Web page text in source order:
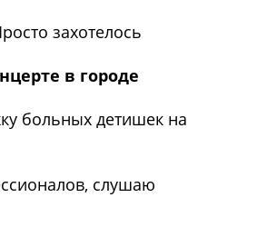
захотелось
в городе
больных детишек на
слушаю